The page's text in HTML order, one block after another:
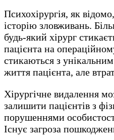
Психохірургія, як
історію зловживань.
будь-який хірург
пацієнта на
стикаються з
життя пацієнта, але
Хірургічне видалення
залишити пацієнтів з
порушеннями
Існує загроза